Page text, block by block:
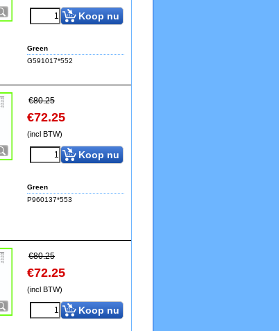
Koop nu
Green
G591017*552
€80.25
€72.25
(incl BTW)
Koop nu
Green
P960137*553
€80.25
€72.25
(incl BTW)
Koop nu